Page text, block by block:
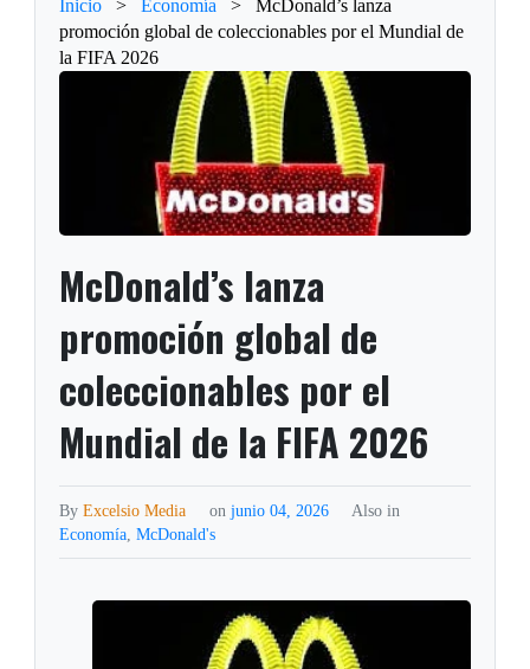
Inicio > Economía >
McDonald’s lanza
promoción global de coleccionables por el Mundial de
la FIFA 2026
McDonald’s lanza
promoción global de
coleccionables por el
Mundial de la FIFA 2026
ByExcelsio Media on junio 04, 2026
Also in
Economía,McDonald's